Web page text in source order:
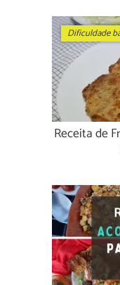
Dificuldade
Receita de